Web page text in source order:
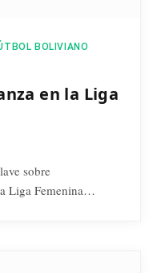
BOLIVIANO
en la Liga
sobre
Liga Femenina…